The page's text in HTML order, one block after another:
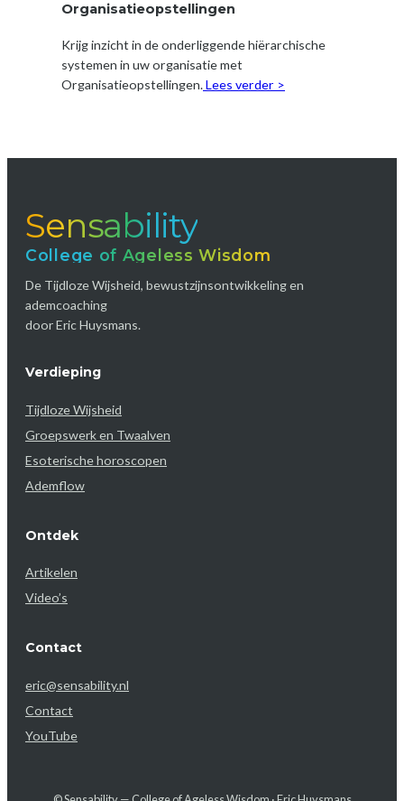
Organisatieopstellingen
Krijg inzicht in de onderliggende hiërarchische
systemen in uw organisatie met
Organisatieopstellingen.Lees verder >
Sensability
College of Ageless Wisdom
De Tijdloze Wijsheid, bewustzijnsontwikkeling en
ademcoaching
door Eric Huysmans.
Verdieping
Tijdloze Wijsheid
Groepswerk en Twaalven
Esoterische horoscopen
Ademflow
Ontdek
Artikelen
Video’s
Contact
eric@sensability.nl
Contact
YouTube